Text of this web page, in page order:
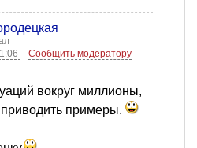
Сообщить модератору
вокруг миллионы,
примеры.